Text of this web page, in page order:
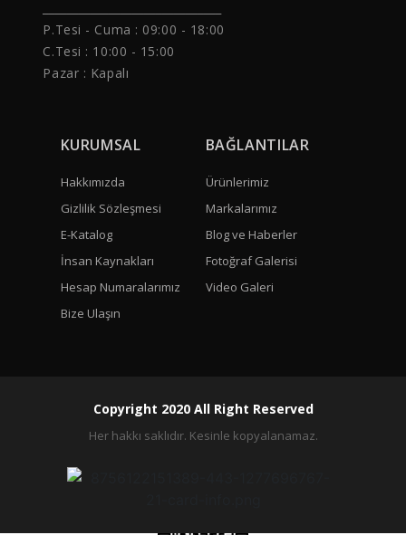
P.Tesi - Cuma : 09:00 - 18:00
C.Tesi : 10:00 - 15:00
Pazar : Kapalı
KURUMSAL
Hakkımızda
Gizlilik Sözleşmesi
E-Katalog
İnsan Kaynakları
Hesap Numaralarımız
Bize Ulaşın
BAĞLANTILAR
Ürünlerimiz
Markalarımız
Blog ve Haberler
Fotoğraf Galerisi
Video Galeri
Copyright 2020 All Right Reserved
Her hakkı saklıdır. Kesinle kopyalanamaz.